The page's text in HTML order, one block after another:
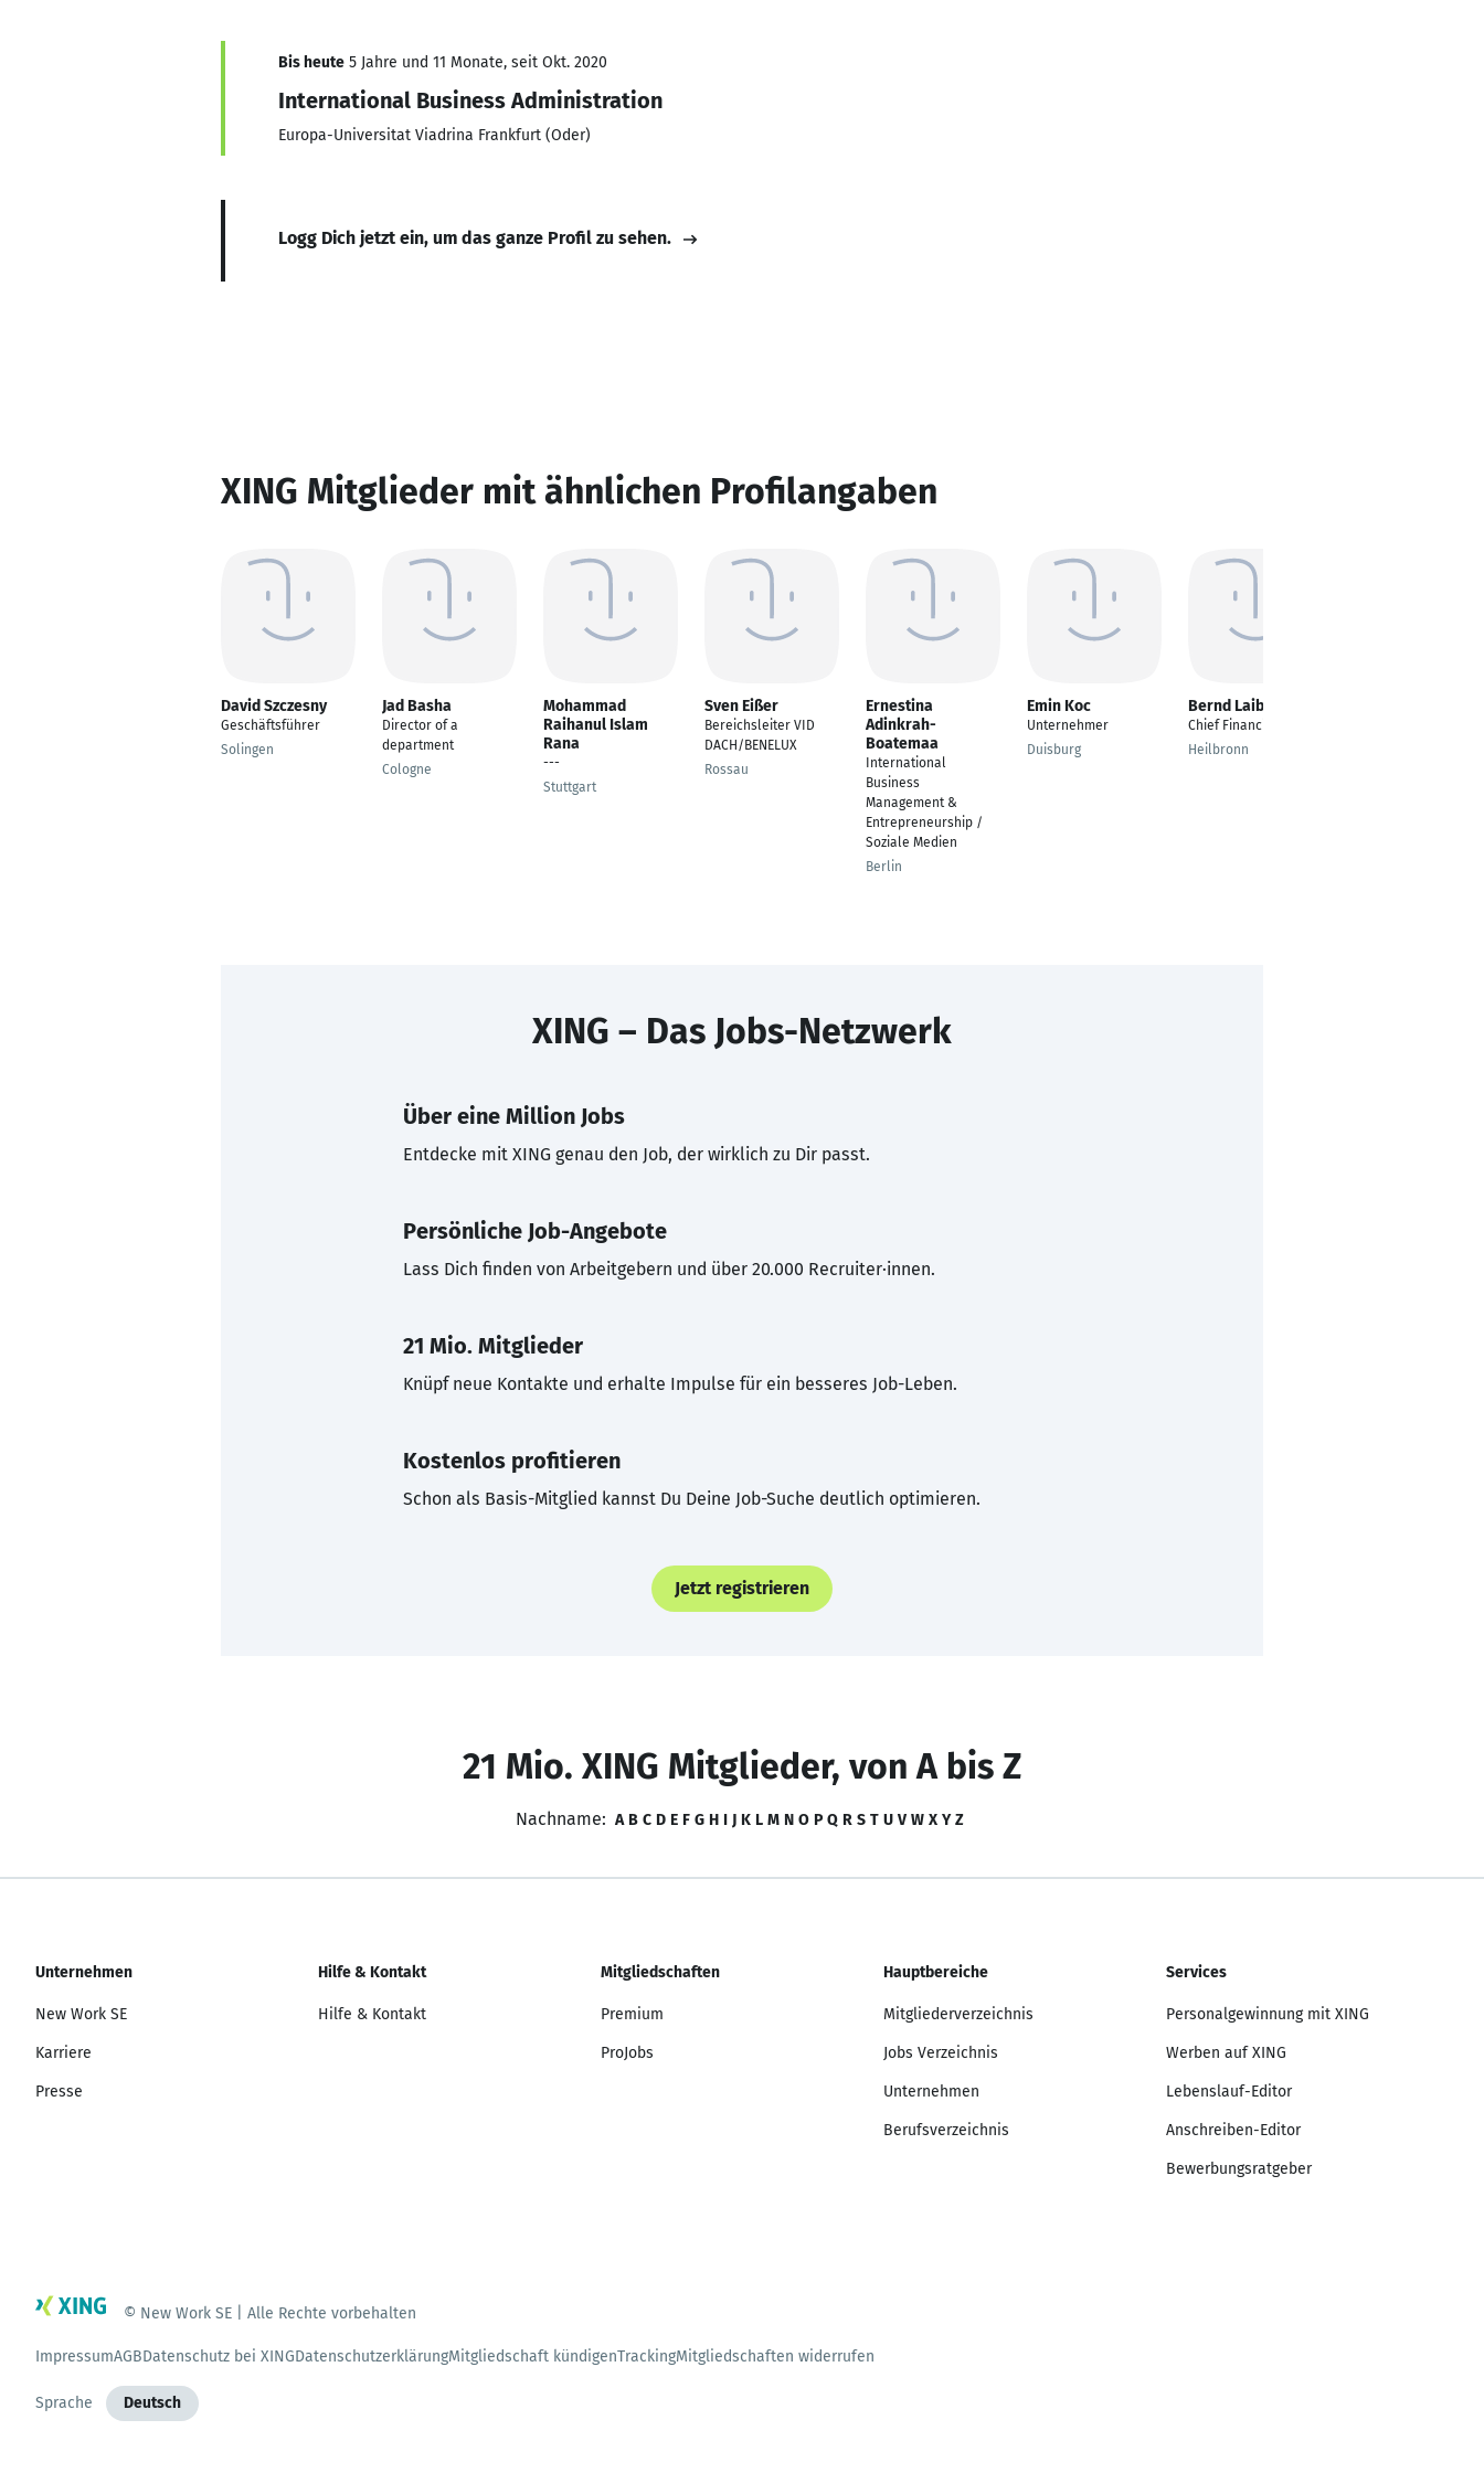
Bis heute 5 Jahre und 11 Monate, seit Okt. 2020
International Business Administration
Europa-Universitat Viadrina Frankfurt (Oder)
Logg Dich jetzt ein, um das ganze Profil zu sehen.
XING Mitglieder mit ähnlichen Profilangaben
David Szczesny
Geschäftsführer
Solingen
Jad Basha
Director of a
department
Cologne
Mohammad
Raihanul Islam
Rana
---
Stuttgart
Sven Eißer
Bereichsleiter VID
DACH/BENELUX
Rossau
Ernestina
Adinkrah-
Boatemaa
International
Business
Management &
Entrepreneurship /
Soziale Medien
Berlin
Emin Koc
Unternehmer
Duisburg
Bernd Laibacher
Chief Financial Officer
Heilbronn
XING – Das Jobs-Netzwerk
Über eine Million Jobs
Entdecke mit XING genau den Job, der wirklich zu Dir passt.
Persönliche Job-Angebote
Lass Dich finden von Arbeitgebern und über 20.000 Recruiter·innen.
21 Mio. Mitglieder
Knüpf neue Kontakte und erhalte Impulse für ein besseres Job-Leben.
Kostenlos profitieren
Schon als Basis-Mitglied kannst Du Deine Job-Suche deutlich optimieren.
Jetzt registrieren
21 Mio. XING Mitglieder, von A bis Z
Nachname: A B C D E F G H I J K L M N O P Q R S T U V W X Y Z
Unternehmen
New Work SE
Karriere
Presse
Hilfe & Kontakt
Hilfe & Kontakt
Mitgliedschaften
Premium
ProJobs
Hauptbereiche
Mitgliederverzeichnis
Jobs Verzeichnis
Unternehmen
Berufsverzeichnis
Services
Personalgewinnung mit XING
Werben auf XING
Lebenslauf-Editor
Anschreiben-Editor
Bewerbungsratgeber
© New Work SE | Alle Rechte vorbehalten
ImpressumAGBDatenschutz bei XINGDatenschutzerklärungMitgliedschaft kündigenTrackingMitgliedschaften widerrufen
Sprache Deutsch